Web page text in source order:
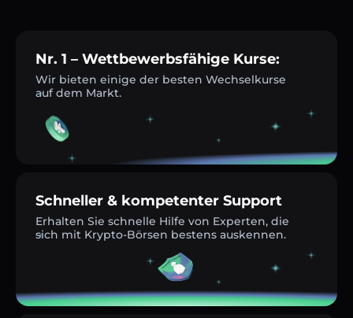
Nr. 1 – Wettbewerbsfähige Kurse:
Wir bieten einige der besten Wechselkurse
auf dem Markt.
Schneller & kompetenter Support
Erhalten Sie schnelle Hilfe von Experten, die
sich mit Krypto-Börsen bestens auskennen.